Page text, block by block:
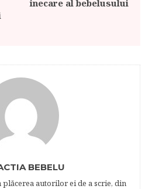
inecare al bebelusului
BEBELU
plăcerea autorilor ei de a scrie, din